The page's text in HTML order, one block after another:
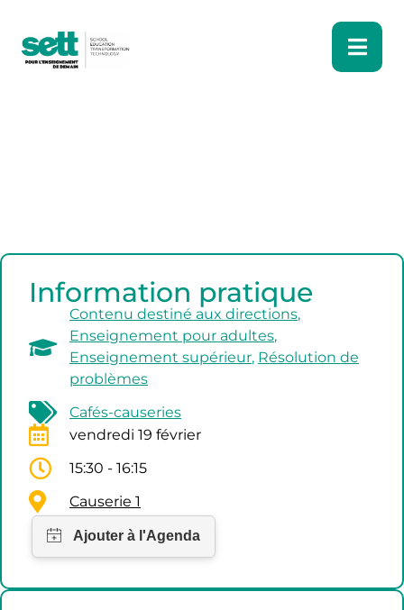
Information pratique
Contenu destiné aux directions,
Enseignement pour adultes,
Enseignement supérieur, Résolution de
problèmes
Cafés-causeries
vendredi 19 février
15:30 - 16:15
Causerie 1